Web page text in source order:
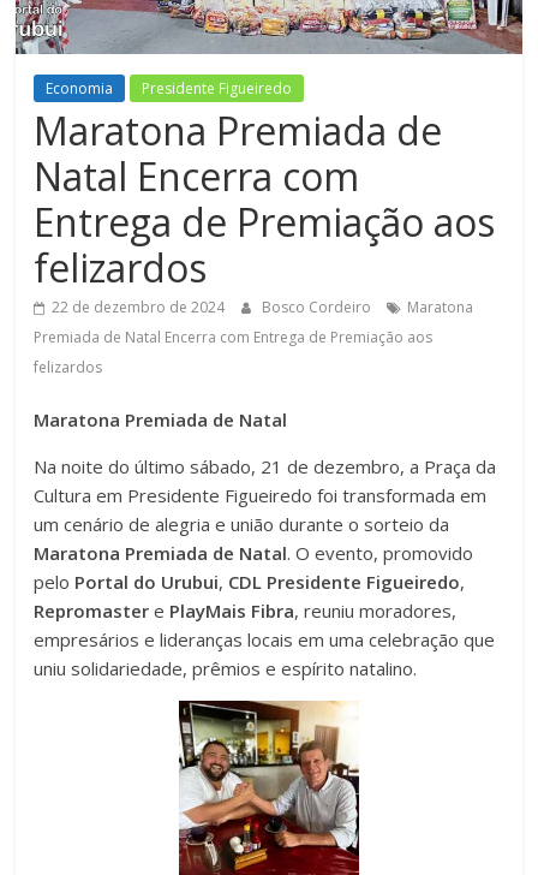
Figueiredo
Economia Presidente Figueiredo
Maratona Premiada de
Natal Encerra com
Entrega de Premiação aos
felizardos
22 de dezembro de 2024 Bosco Cordeiro
Maratona
Premiada de Natal Encerra com Entrega de Premiação aos
felizardos
Maratona Premiada de Natal
Na noite do último sábado, 21 de dezembro, a Praça da
Cultura em Presidente Figueiredo foi transformada em
um cenário de alegria e união durante o sorteio da
Maratona Premiada de Natal. O evento, promovido
pelo Portal do Urubui, CDL Presidente Figueiredo,
Repromaster e PlayMais Fibra, reuniu moradores,
empresários e lideranças locais em uma celebração que
uniu solidariedade, prêmios e espírito natalino.